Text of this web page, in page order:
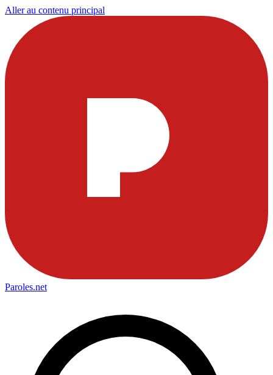
Aller au contenu principal
Paroles.net